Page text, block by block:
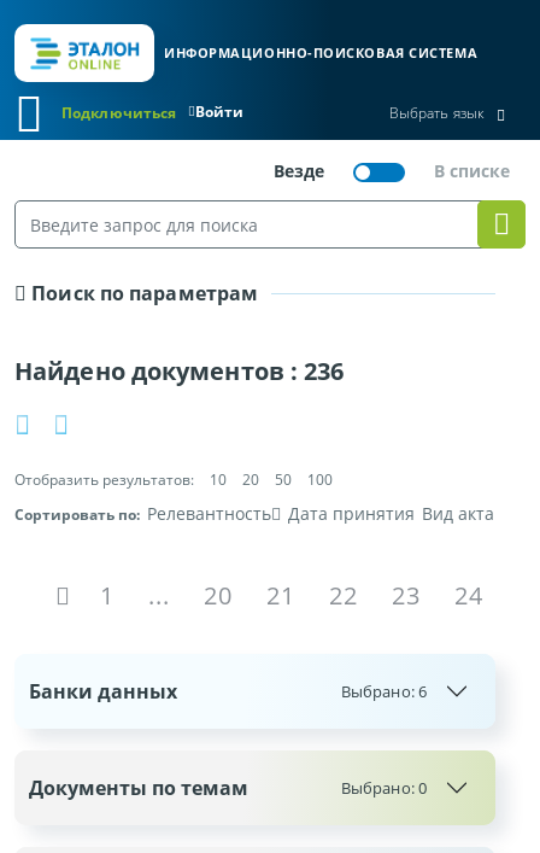
ИНФОРМАЦИОННО-ПОИСКОВАЯ СИСТЕМА
Войти
Подключиться Выбрать язык
Поиск по параметрам
Найдено документов :236
Отобразить результатов: 10 20 50
100
Сортировать по: Релевантность Дата принятия Вид акта
1 ... 20 21 22 23 24
Банки данных Выбрано:6
Документы по темам Выбрано:0